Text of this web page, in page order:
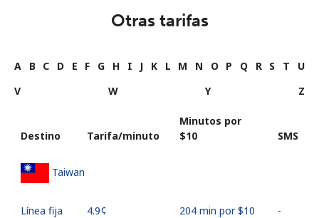
Otras tarifas
A B C D E F G H I J K L M N O P Q R S T
U
V
W Y Z
Destino Tarifa/minuto
Minutos por
⁦$10⁩
SMS
Taiwan
Línea fija ⁦4.9¢⁩ 204 min por ⁦$10⁩ -